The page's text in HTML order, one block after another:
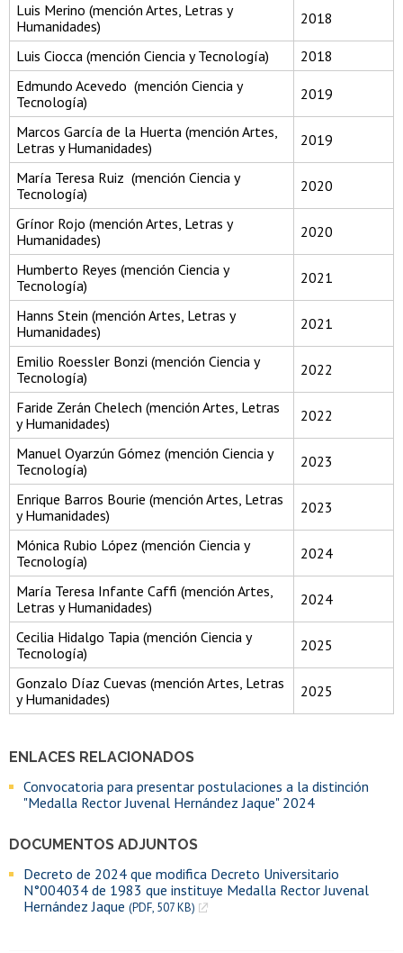
ENLACES RELACIONADOS
Convocatoria para presentar postulaciones a la distinción
"Medalla Rector Juvenal Hernández Jaque" 2024
DOCUMENTOS ADJUNTOS
Decreto de 2024 que modifica Decreto Universitario
N°004034 de 1983 que instituye Medalla Rector Juvenal
Hernández Jaque (PDF, 507 KB)
Luis Merino (mención Artes, Letras y
Humanidades)
2018
Luis Ciocca (mención Ciencia y Tecnología)
2018
Edmundo Acevedo (mención Ciencia y
Tecnología)
2019
Marcos García de la Huerta (mención Artes,
Letras y Humanidades)
2019
María Teresa Ruiz (mención Ciencia y
Tecnología)
2020
Grínor Rojo (mención Artes, Letras y
Humanidades)
2020
Humberto Reyes (mención Ciencia y
Tecnología)
2021
Hanns Stein (mención Artes, Letras y
Humanidades)
2021
Emilio Roessler Bonzi (mención Ciencia y
Tecnología)
2022
Faride Zerán Chelech (mención Artes, Letras
y Humanidades)
2022
Manuel Oyarzún Gómez (mención Ciencia y
Tecnología)
2023
Enrique Barros Bourie (mención Artes, Letras
y Humanidades)
2023
Mónica Rubio López (mención Ciencia y
Tecnología)
2024
María Teresa Infante Caffi (mención Artes,
Letras y Humanidades)
2024
Cecilia Hidalgo Tapia (mención Ciencia y
Tecnología)
2025
Gonzalo Díaz Cuevas (mención Artes, Letras
y Humanidades)
2025